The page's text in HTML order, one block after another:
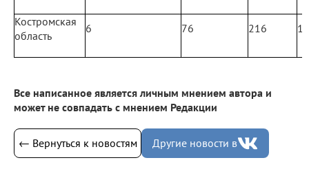
Костромская
область
6 76 216 1
Все написанное является личным мнением автора и
может не совпадать с мнением Редакции
← Вернуться к новостям Другие новости в